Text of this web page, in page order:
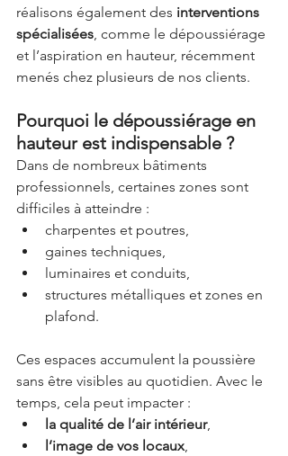
réalisons également des interventions
spécialisées, comme le dépoussiérage
et l’aspiration en hauteur, récemment
menés chez plusieurs de nos clients.
Pourquoi le dépoussiérage en
hauteur est indispensable ?
Dans de nombreux bâtiments
professionnels, certaines zones sont
difficiles à atteindre :
charpentes et poutres,
gaines techniques,
luminaires et conduits,
structures métalliques et zones en
plafond.
Ces espaces accumulent la poussière
sans être visibles au quotidien. Avec le
temps, cela peut impacter :
la qualité de l’air intérieur,
l’image de vos locaux,